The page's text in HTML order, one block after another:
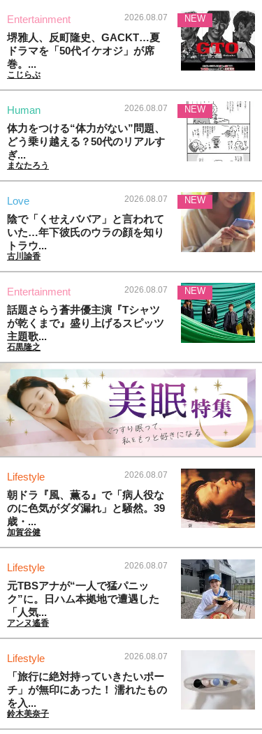
Entertainment 2026.08.07
堺雅人、反町隆史、GACKT…夏
ドラマを「50代イケオジ」が席
巻。...
こじらぶ
NEW
Human 2026.08.07
体力をつける“体力がない”問題、
どう乗り越える？50代のリアルす
ぎ...
まなたろう
NEW
Love 2026.08.07
陰で「くせえババア」と言われて
いた…年下彼氏のウラの顔を知り
トラウ...
古川諭香
NEW
Entertainment 2026.08.07
話題さらう蒼井優主演『Tシャツ
が乾くまで』盛り上げるスピッツ
主題歌...
石黒隆之
NEW
Lifestyle 2026.08.07
朝ドラ『風、薫る』で「病人役な
のに色気がダダ漏れ」と騒然。39
歳・...
加賀谷健
Lifestyle 2026.08.07
元TBSアナが“一人で猛パニッ
ク”に。日ハム本拠地で遭遇した
「人気...
アンヌ遙香
Lifestyle 2026.08.07
「旅行に絶対持っていきたいポー
チ」が無印にあった！ 濡れたもの
を入...
鈴木美奈子